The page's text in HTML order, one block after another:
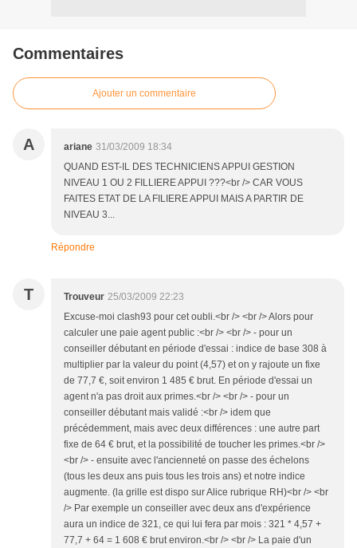
Commentaires
Ajouter un commentaire
A ariane 31/03/2009 18:34
QUAND EST-IL DES TECHNICIENS APPUI GESTION
NIVEAU 1 OU 2 FILLIERE APPUI ???<br /> CAR VOUS
FAITES ETAT DE LA FILIERE APPUI MAIS A PARTIR DE
NIVEAU 3...
Répondre
T Trouveur 25/03/2009 22:23
Excuse-moi clash93 pour cet oubli.<br /> <br /> Alors pour
calculer une paie agent public :<br /> <br /> - pour un
conseiller débutant en période d'essai : indice de base 308 à
multiplier par la valeur du point (4,57) et on y rajoute un fixe
de 77,7 €, soit environ 1 485 € brut. En période d'essai un
agent n'a pas droit aux primes.<br /> <br /> - pour un
conseiller débutant mais validé :<br /> idem que
précédemment, mais avec deux différences : une autre part
fixe de 64 € brut, et la possibilité de toucher les primes.<br />
<br /> - ensuite avec l'ancienneté on passe des échelons
(tous les deux ans puis tous les trois ans) et notre indice
augmente. (la grille est dispo sur Alice rubrique RH)<br /> <br
/> Par exemple un conseiller avec deux ans d'expérience
aura un indice de 321, ce qui lui fera par mois : 321 * 4,57 +
77,7 + 64 = 1 608 € brut environ.<br /> <br /> La paie d'un